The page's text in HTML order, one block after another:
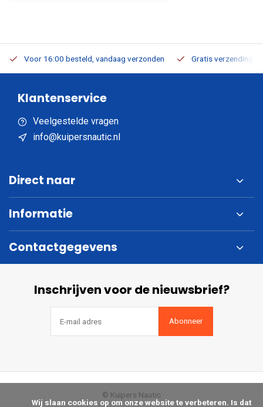
Voor 16:00 besteld, vandaag verzonden Gratis verzending
Klantenservice
Veelgestelde vragen
info@kuipersnautic.nl
Direct naar
Informatie
Contactgegevens
Inschrijven voor de nieuwsbrief?
Abonneer
© Kuipers Nautic